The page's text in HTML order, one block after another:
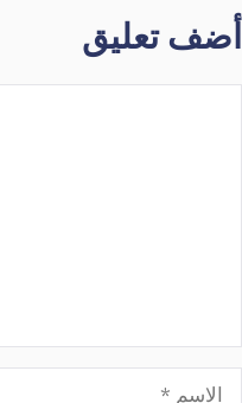
أضف تعليق
الاسم